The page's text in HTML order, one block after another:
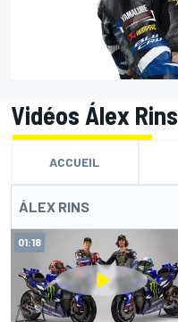
Vidéos Álex Rins
ACCUEIL
ÁLEX RINS
01:18